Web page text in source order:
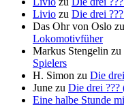
Livio zu Die drei
Das Ohr von Oslo zu
Lokomotivfüher
Markus Stengelin zu
Spielers
H. Simon zu Die
June zu Die drei ???
Eine halbe Stunde